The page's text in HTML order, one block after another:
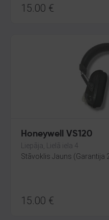
15.00 €
Honeywell VS120
Liepāja, Lielā iela 4
Stāvoklis Jauns (Garantija
15.00 €